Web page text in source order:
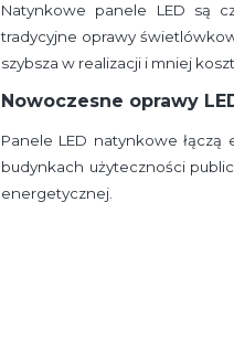
Natynkowe panele LED są
tradycyjne oprawy
szybsza w realizacji i mniej
Nowoczesne oprawy
Panele LED natynkowe
budynkach użyteczności
energetycznej.